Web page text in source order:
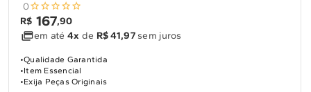
0
R$ 167,90
em até 4x de R$ 41,97sem juros
Qualidade Garantida
Item Essencial
Exija Peças Originais